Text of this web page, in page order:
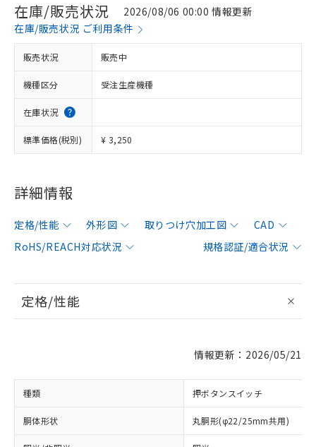
在庫/販売状況
2026/08/06 00:00 情報更新
在庫/販売状況 ご利用条件
販売状況 販売中
機種区分 受注生産機種
在庫状況
標準価格(税別) ¥ 3,250
詳細情報
定格/性能 外形図 取りつけ穴加工図
CAD
RoHS/REACH対応状況
規格認証/適合状況
定格/性能
情報更新：2026/05/21
種類 押ボタンスイッチ
胴体形状 丸胴形(φ22/25mm共用)